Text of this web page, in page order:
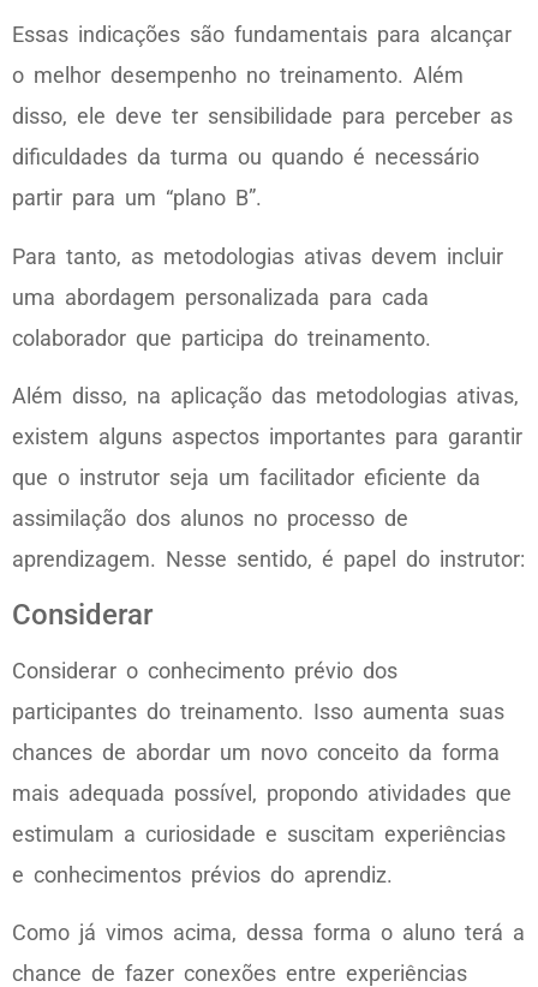
Essas indicações são fundamentais para alcançar
o melhor desempenho no treinamento. Além
disso, ele deve ter sensibilidade para perceber as
dificuldades da turma ou quando é necessário
partir para um “plano B”.
Para tanto, as metodologias ativas devem incluir
uma abordagem personalizada para cada
colaborador que participa do treinamento.
Além disso, na aplicação das metodologias ativas,
existem alguns aspectos importantes para garantir
que o instrutor seja um facilitador eficiente da
assimilação dos alunos no processo de
aprendizagem. Nesse sentido, é papel do instrutor:
Considerar
Considerar o conhecimento prévio dos
participantes do treinamento. Isso aumenta suas
chances de abordar um novo conceito da forma
mais adequada possível, propondo atividades que
estimulam a curiosidade e suscitam experiências
e conhecimentos prévios do aprendiz.
Como já vimos acima, dessa forma o aluno terá a
chance de fazer conexões entre experiências